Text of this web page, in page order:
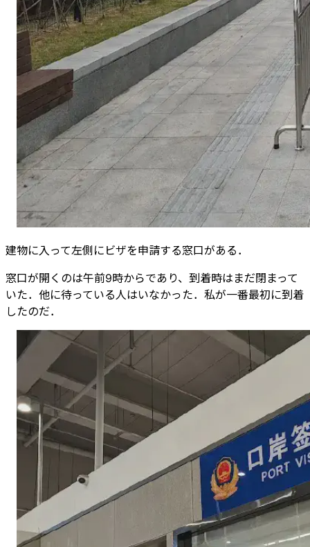
建物に入って左側にビザを申請する窓口がある．
窓口が開くのは午前9時からであり、到着時はまだ閉まって
いた．他に待っている人はいなかった．私が一番最初に到着
したのだ．